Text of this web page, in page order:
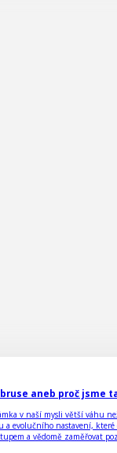
aneb proč jsme
v naší mysli větší váhu
evolučního nastavení, které
a vědomě zaměřovat